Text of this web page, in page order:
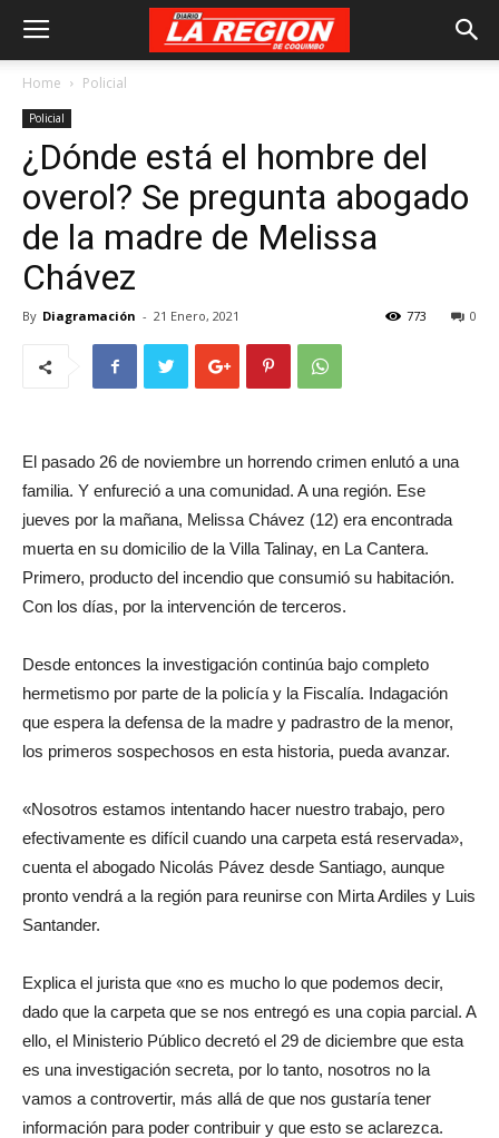
Home Policial
Policial
¿Dónde está el hombre del
overol? Se pregunta abogado
de la madre de Melissa
Chávez
By Diagramación - 21 Enero, 2021 0
773
El pasado 26 de noviembre un horrendo crimen enlutó a una
familia. Y enfureció a una comunidad. A una región. Ese
jueves por la mañana, Melissa Chávez (12) era encontrada
muerta en su domicilio de la Villa Talinay, en La Cantera.
Primero, producto del incendio que consumió su habitación.
Con los días, por la intervención de terceros.
Desde entonces la investigación continúa bajo completo
hermetismo por parte de la policía y la Fiscalía. Indagación
que espera la defensa de la madre y padrastro de la menor,
los primeros sospechosos en esta historia, pueda avanzar.
«Nosotros estamos intentando hacer nuestro trabajo, pero
efectivamente es difícil cuando una carpeta está reservada»,
cuenta el abogado Nicolás Pávez desde Santiago, aunque
pronto vendrá a la región para reunirse con Mirta Ardiles y Luis
Santander.
Explica el jurista que «no es mucho lo que podemos decir,
dado que la carpeta que se nos entregó es una copia parcial. A
ello, el Ministerio Público decretó el 29 de diciembre que esta
es una investigación secreta, por lo tanto, nosotros no la
vamos a controvertir, más allá de que nos gustaría tener
información para poder contribuir y que esto se aclarezca.